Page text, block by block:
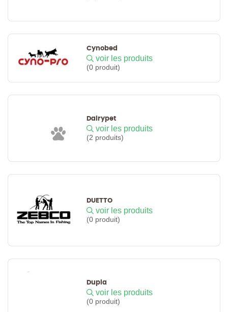
Cynobed
voir les produits
(0 produit)
Dairypet
voir les produits
(2 produits)
DUETTO
voir les produits
(0 produit)
Dupla
voir les produits
(0 produit)